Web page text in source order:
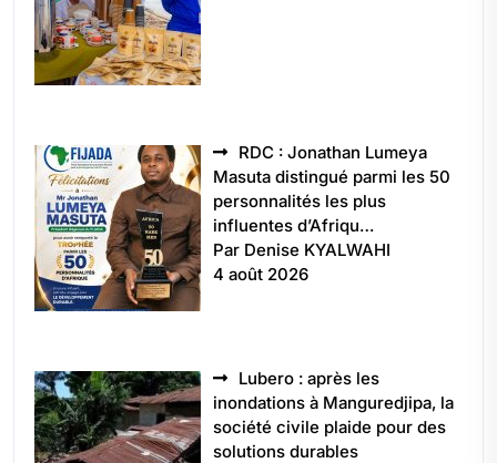
RDC : Jonathan Lumeya
Masuta distingué parmi les 50
personnalités les plus
influentes d’Afriqu…
Par Denise KYALWAHI
4 août 2026
Lubero : après les
inondations à Manguredjipa, la
société civile plaide pour des
solutions durables